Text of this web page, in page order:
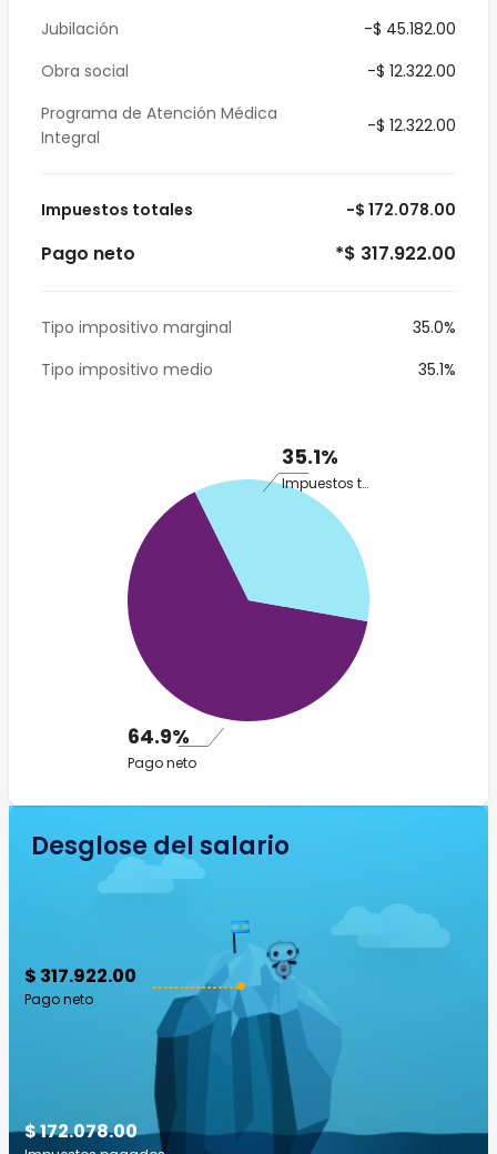
Jubilación
-$ 45.182.00
Obra social
-$ 12.322.00
Programa de Atención Médica
Integral
-$ 12.322.00
Impuestos totales -$ 172.078.00
Pago neto *$ 317.922.00
Tipo impositivo marginal
35.0%
Tipo impositivo medio
35.1%
35.1%
Impuestos totales
64.9%
Pago neto
Desglose del salario
$ 317.922.00
Pago neto
$ 172.078.00